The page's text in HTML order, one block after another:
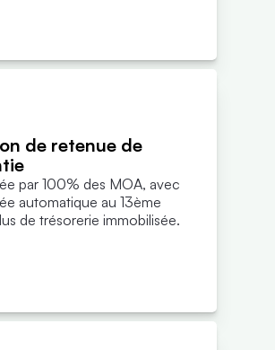
de retenue de
par 100% des MOA, avec
automatique au 13ème
de trésorerie immobilisée.